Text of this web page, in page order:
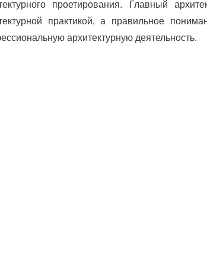
проетирования. Главный
практикой, а правильное
архитектурную деятельность.